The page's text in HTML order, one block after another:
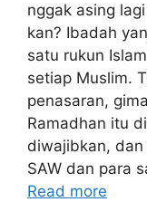
nggak asing
kan? Ibadah
satu rukun
setiap Muslim.
penasaran,
Ramadhan itu
diwajibkan,
SAW dan para
Read more